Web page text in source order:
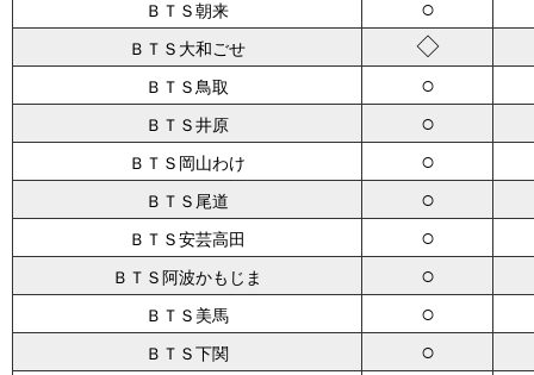
ＢＴＳ朝来 ○
ＢＴＳ大和ごせ ◇
ＢＴＳ鳥取 ○
ＢＴＳ井原 ○
ＢＴＳ岡山わけ ○
ＢＴＳ尾道 ○
ＢＴＳ安芸高田 ○
ＢＴＳ阿波かもじま ○
ＢＴＳ美馬 ○
ＢＴＳ下関 ○